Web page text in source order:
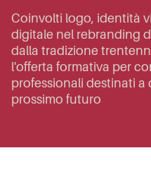
Coinvolti logo, identità
digitale nel rebranding
dalla tradizione
l'offerta formativa per
professionali destinati
prossimo futuro